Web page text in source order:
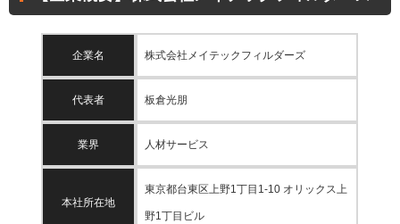
企業名 株式会社メイテックフィルダーズ
代表者 板倉光朋
業界 人材サービス
本社所在地
東京都台東区上野1丁目1-10 オリックス上
野1丁目ビル